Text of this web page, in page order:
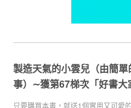
製造天氣的小雲兒（由簡
事）∼獲第67梯次「好書大
只要購買本書，就送1個實用又可愛